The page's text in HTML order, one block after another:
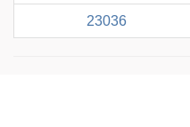
23036